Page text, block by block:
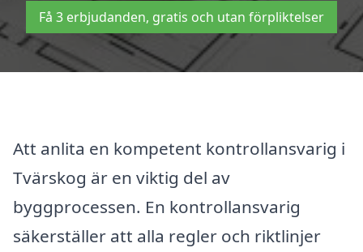
Få 3 erbjudanden, gratis och utan förpliktelser
Att anlita en kompetent kontrollansvarig i
Tvärskog är en viktig del av
byggprocessen. En kontrollansvarig
säkerställer att alla regler och riktlinjer